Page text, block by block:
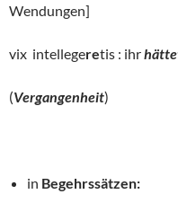
Wendungen]
vix intellegeretis : ihr
(Vergangenheit)
in Begehrssätzen: